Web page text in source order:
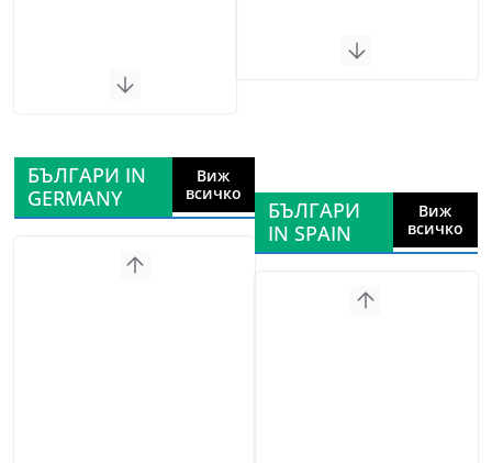
БЪЛГАРИ IN
GERMANY
Виж
всичко
БЪЛГАРИ
IN SPAIN
Виж
всичко